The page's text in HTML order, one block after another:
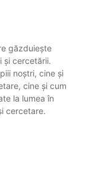
găzduiește
și cercetării.
noștri, cine și
cine și cum
la lumea în
cercetare.